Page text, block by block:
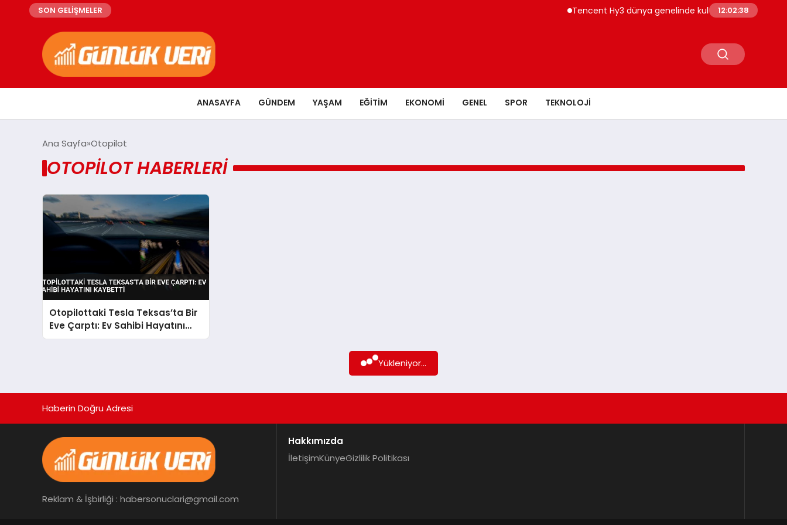
SON GELİŞMELER Tencent Hy3 dünya genelinde kullanıma sunuldu
12:02:38
ANASAYFA GÜNDEM YAŞAM EĞITIM EKONOMI GENEL SPOR TEKNOLOJI
Ana Sayfa Otopilot
OTOPILOT HABERLERI
Otopilottaki Tesla Teksas’ta Bir
Eve Çarptı: Ev Sahibi Hayatını
Kaybetti
Yükleniyor...
Haberin Doğru Adresi
Reklam & İşbirliği : habersonuclari@gmail.com
Hakkımızda
İletişimKünyeGizlilik Politikası